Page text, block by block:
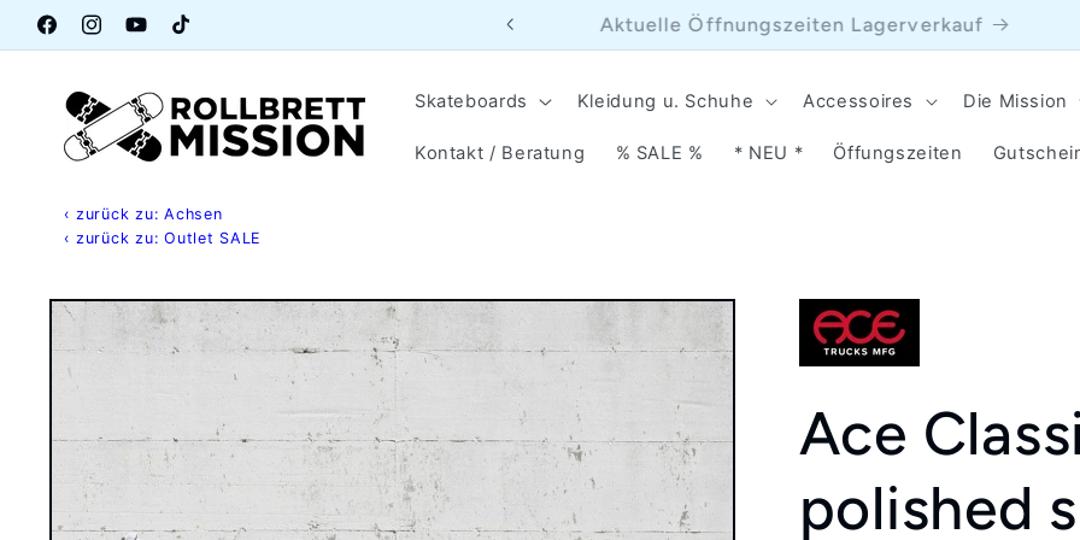
zum
Inhalt
FacebookInstagramYouTubeTikTok
Aktuelle Öffnungszeiten Lagerverkauf Ab 90 € Versand geschenkt in D
Skateboards Kleidung u. Schuhe Accessoires Die Mission
Kontakt / Beratung % SALE % * NEU * Öffungszeiten
‹ zurück zu: Achsen
‹ zurück zu: Outlet SALE
Zu
Produktinformationen
springen
Ace
polished